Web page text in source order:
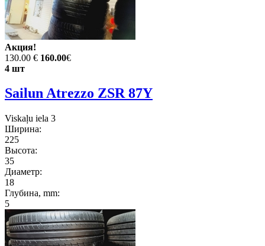
Акция!
130.00 € 160.00€
4 шт
Sailun Atrezzo ZSR 87Y
Viskaļu iela 3
Ширина:
225
Высота:
35
Диаметр:
18
Глубина, mm:
5